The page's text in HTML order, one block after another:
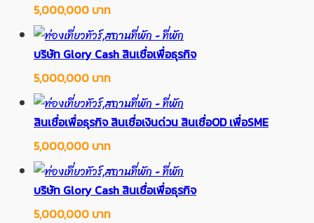
5,000,000 บาท
บริษัท Glory Cash สินเชื่อเพื่อธุรกิจ
5,000,000 บาท
สินเชื่อเพื่อธุรกิจ สินเชื่อเงินด่วน สินเชื่อOD เพื่อSME
5,000,000 บาท
บริษัท Glory Cash สินเชื่อเพื่อธุรกิจ
5,000,000 บาท